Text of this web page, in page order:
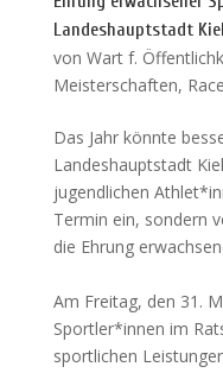
Landeshauptstadt Kiel
von Wart f.
Meisterschaften,
Das Jahr könnte
Landeshauptstadt
jugendlichen
Termin ein, sondern
die Ehrung
Am Freitag, den 31.
Sportler*innen im
sportlichen